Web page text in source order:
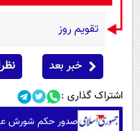
تقویم روز
خبر بعد
اشتراک گذاری :
صدور حکم شورش